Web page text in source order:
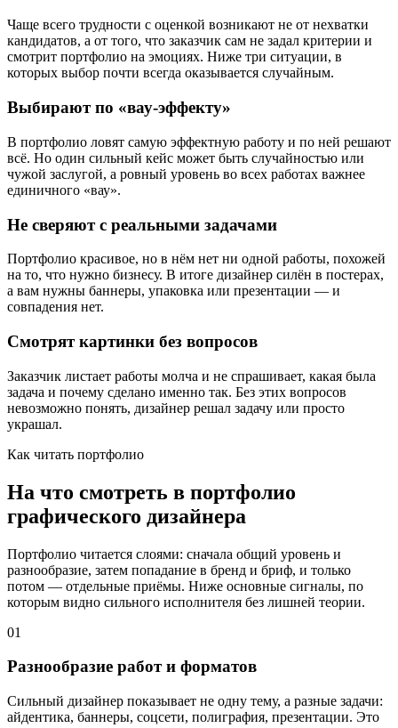
Чаще всего трудности с оценкой возникают не от нехватки
кандидатов, а от того, что заказчик сам не задал критерии и
смотрит портфолио на эмоциях. Ниже три ситуации, в
которых выбор почти всегда оказывается случайным.
Выбирают по «вау-эффекту»
В портфолио ловят самую эффектную работу и по ней решают
всё. Но один сильный кейс может быть случайностью или
чужой заслугой, а ровный уровень во всех работах важнее
единичного «вау».
Не сверяют с реальными задачами
Портфолио красивое, но в нём нет ни одной работы, похожей
на то, что нужно бизнесу. В итоге дизайнер силён в постерах,
а вам нужны баннеры, упаковка или презентации — и
совпадения нет.
Смотрят картинки без вопросов
Заказчик листает работы молча и не спрашивает, какая была
задача и почему сделано именно так. Без этих вопросов
невозможно понять, дизайнер решал задачу или просто
украшал.
Как читать портфолио
На что смотреть в портфолио
графического дизайнера
Портфолио читается слоями: сначала общий уровень и
разнообразие, затем попадание в бренд и бриф, и только
потом — отдельные приёмы. Ниже основные сигналы, по
которым видно сильного исполнителя без лишней теории.
01
Разнообразие работ и форматов
Сильный дизайнер показывает не одну тему, а разные задачи:
айдентика, баннеры, соцсети, полиграфия, презентации. Это